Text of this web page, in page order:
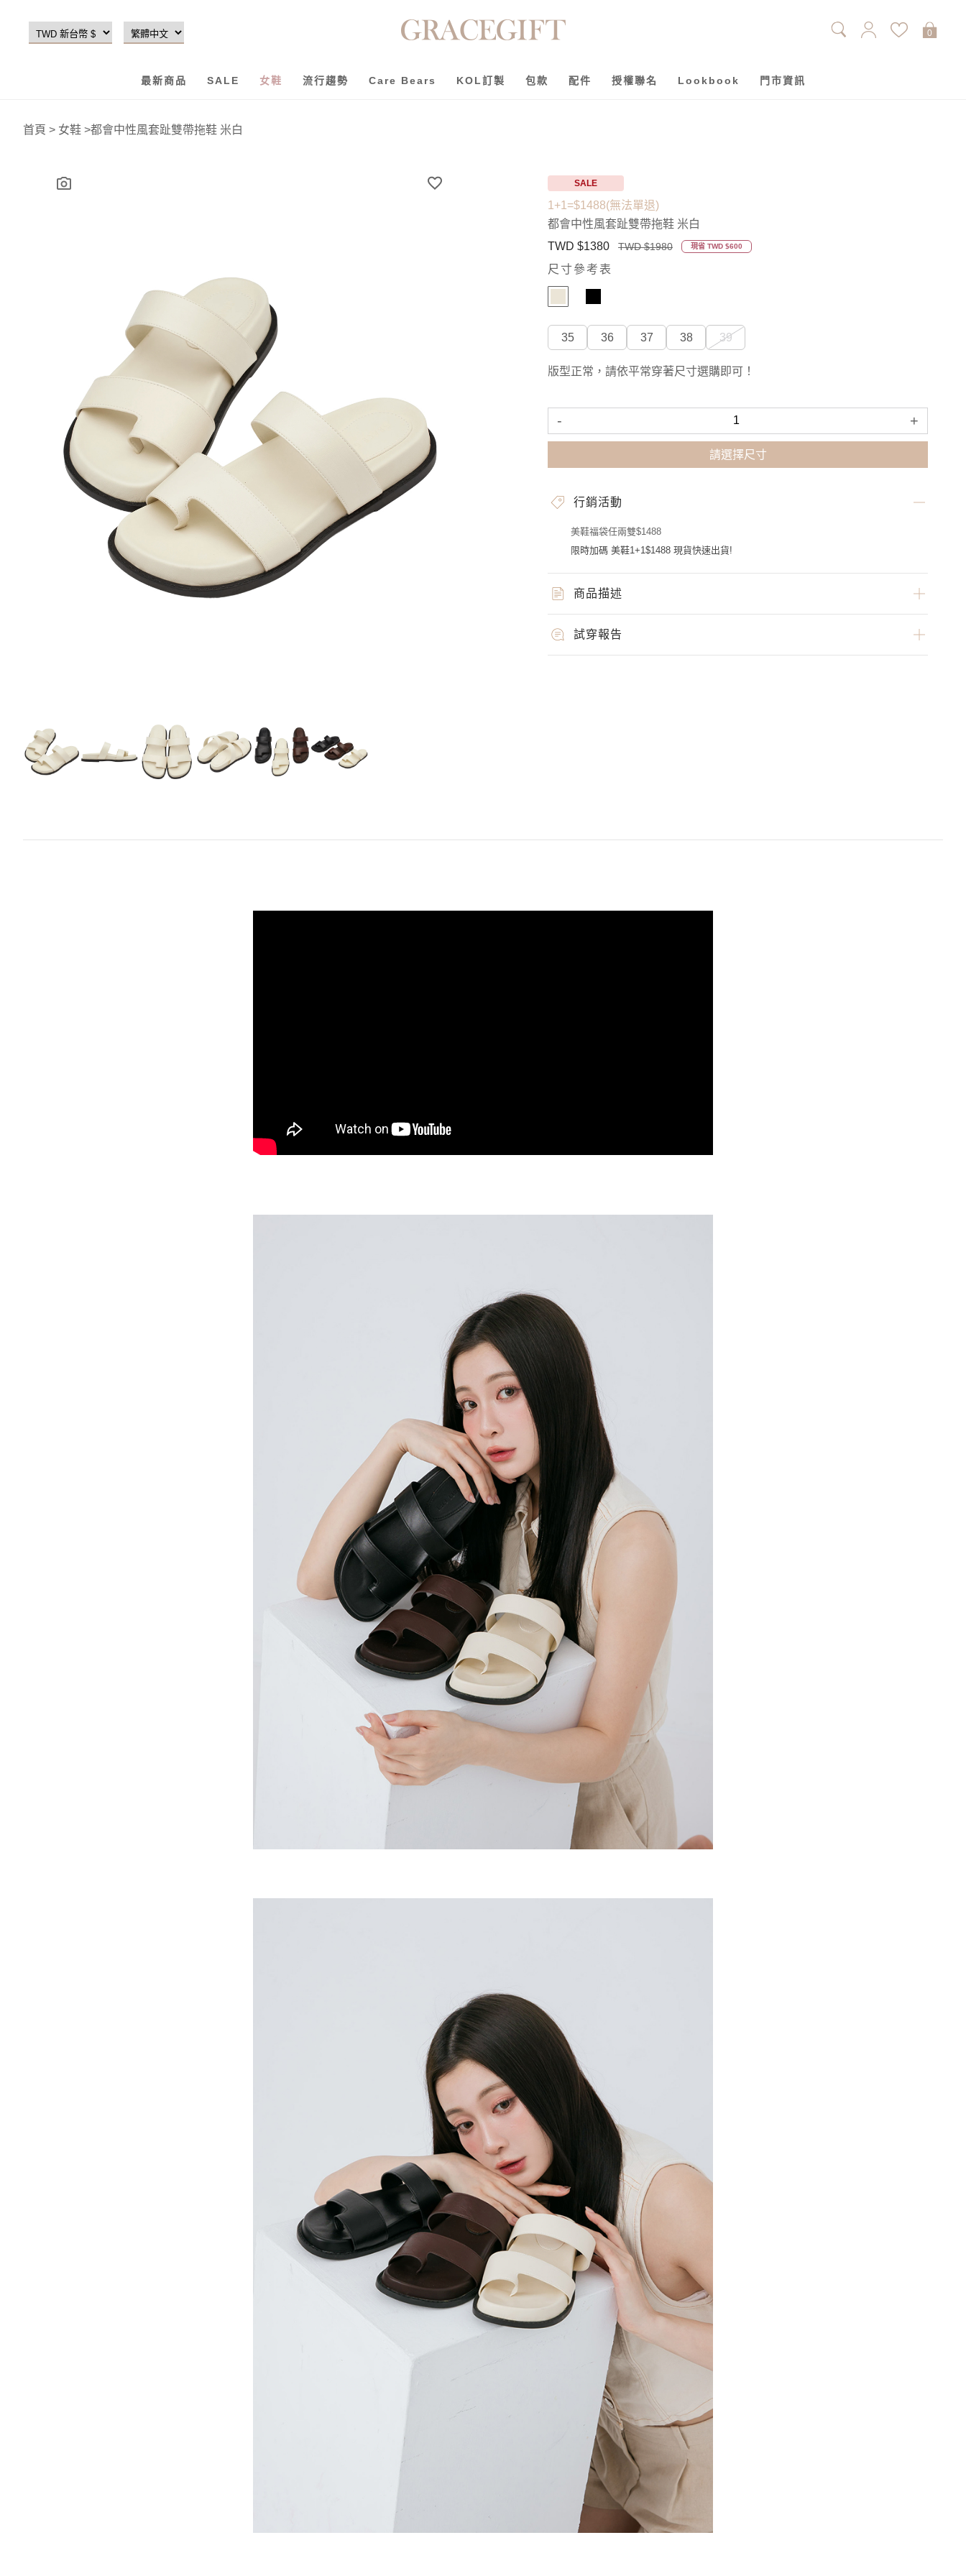
最新商品 SALE 女鞋 流行趨勢 Care Bears KOL訂製 包款 配件 授權聯名 Lookbook 門市資訊
首頁 > 女鞋 >都會中性風套趾雙帶拖鞋 米白
SALE
1+1=$1488(無法單退)
都會中性風套趾雙帶拖鞋 米白
TWD $1380
TWD $1980 現省 TWD $600
尺寸參考表
35 36 37 38 39
版型正常，請依平常穿著尺寸選購即可！
- +
請選擇尺寸
行銷活動
美鞋福袋任兩雙$1488
限時加碼 美鞋1+1$1488 現貨快速出貨!
商品描述
試穿報告
0